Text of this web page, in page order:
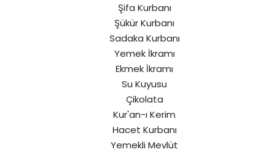
Şifa Kurbanı
Şükür Kurbanı
Sadaka Kurbanı
Yemek İkramı
Ekmek İkramı
Su Kuyusu
Çikolata
Kur'an-ı Kerim
Hacet Kurbanı
Yemekli Mevlüt